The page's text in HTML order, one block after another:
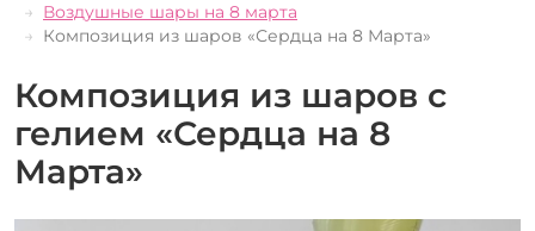
Воздушные шары на 8 марта
Композиция из шаров «Сердца на 8 Марта»
Композиция из шаров с
гелием «Сердца на 8
Марта»